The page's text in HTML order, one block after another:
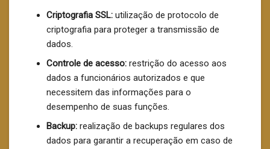
Criptografia SSL: utilização de protocolo de
criptografia para proteger a transmissão de
dados.
Controle de acesso: restrição do acesso aos
dados a funcionários autorizados e que
necessitem das informações para o
desempenho de suas funções.
Backup: realização de backups regulares dos
dados para garantir a recuperação em caso de